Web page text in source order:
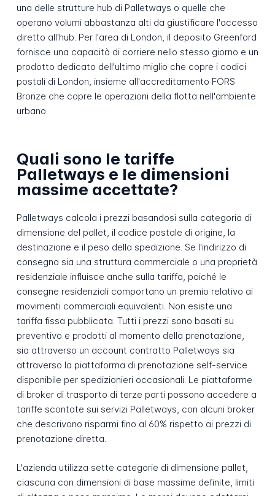
una delle strutture hub di Palletways o quelle che
operano volumi abbastanza alti da giustificare l'accesso
diretto all'hub. Per l'area di London, il deposito Greenford
fornisce una capacità di corriere nello stesso giorno e un
prodotto dedicato dell'ultimo miglio che copre i codici
postali di London, insieme all'accreditamento FORS
Bronze che copre le operazioni della flotta nell'ambiente
urbano.
Quali sono le tariffe
Palletways e le dimensioni
massime accettate?
Palletways calcola i prezzi basandosi sulla categoria di
dimensione del pallet, il codice postale di origine, la
destinazione e il peso della spedizione. Se l'indirizzo di
consegna sia una struttura commerciale o una proprietà
residenziale influisce anche sulla tariffa, poiché le
consegne residenziali comportano un premio relativo ai
movimenti commerciali equivalenti. Non esiste una
tariffa fissa pubblicata. Tutti i prezzi sono basati su
preventivo e prodotti al momento della prenotazione,
sia attraverso un account contratto Palletways sia
attraverso la piattaforma di prenotazione self-service
disponibile per spedizionieri occasionali. Le piattaforme
di broker di trasporto di terze parti possono accedere a
tariffe scontate sui servizi Palletways, con alcuni broker
che descrivono risparmi fino al 60% rispetto ai prezzi di
prenotazione diretta.
L'azienda utilizza sette categorie di dimensione pallet,
ciascuna con dimensioni di base massime definite, limiti